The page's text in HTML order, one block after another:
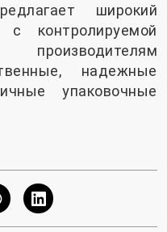
широкий
контролируемой
производителям
надежные
упаковочные